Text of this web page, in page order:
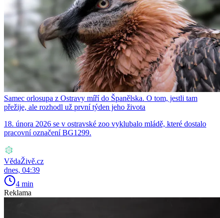
Samec orlosupa z Ostravy míří do Španělska. O tom, jestli tam
přežije, ale rozhodl už první týden jeho života
18. února 2026 se v ostravské zoo vyklubalo mládě, které dostalo
pracovní označení BG1299.
VědaŽivě.cz
dnes, 04:39
4 min
Reklama